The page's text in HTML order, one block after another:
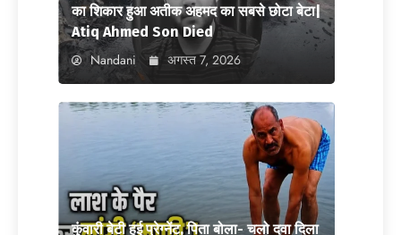
का शिकार हुआ अतीक अहमद का सबसे छोटा बेटा|
Atiq Ahmed Son Died
Nandani अगस्त 7, 2026
कुंवारी बेटी हुई प्रेग्नेंट, पिता बोला- चलो दवा दिला